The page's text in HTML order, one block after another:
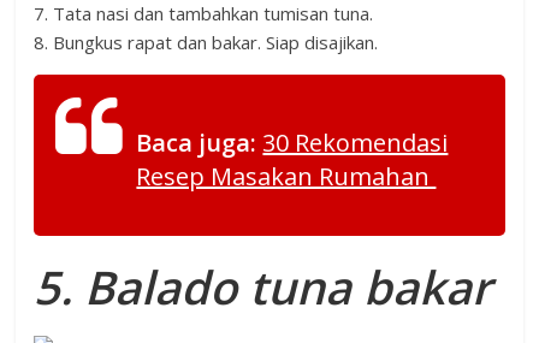
7. Tata nasi dan tambahkan tumisan tuna.
8. Bungkus rapat dan bakar. Siap disajikan.
Baca juga: 30 Rekomendasi
Resep Masakan Rumahan
5. Balado tuna bakar